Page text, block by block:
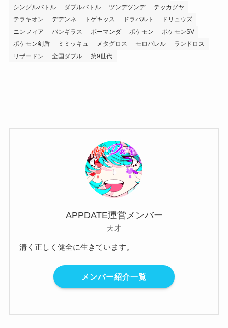
シングルバトル
ダブルバトル ツンデツンデ
テッカグヤ
テラキオン
デデンネ トゲキッス ドラパルト
ドリュウズ
ニンフィア
バンギラス ボーマンダ ポケモン
ポケモンSV
ポケモン剣盾
ミミッキュ メタグロス モロバレル
ランドロス
リザードン
全国ダブル 第9世代
APPDATE運営メンバー
天才
清く正しく健全に生きています。
メンバー紹介一覧